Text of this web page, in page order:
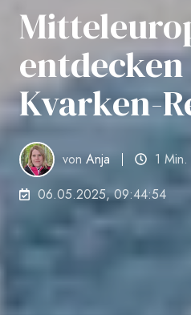
Kvarken-
vonAnja
1
06.05.2025, 09:44:54